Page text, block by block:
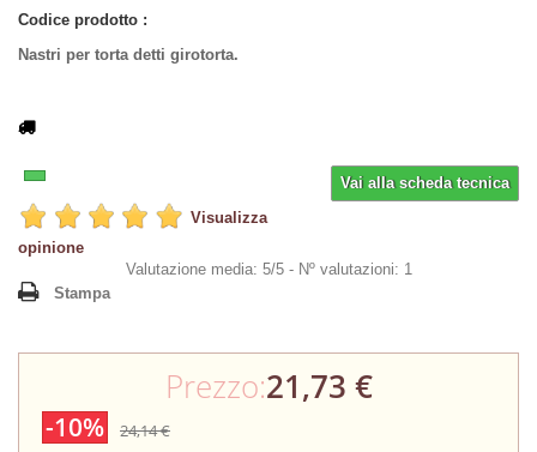
Codice prodotto :
Nastri per torta detti girotorta.
Vai alla scheda tecnica
Visualizza
opinione
Valutazione media: 5/5 -Nº valutazioni: 1
Stampa
Prezzo:21,73 €
-10% 24,14 €